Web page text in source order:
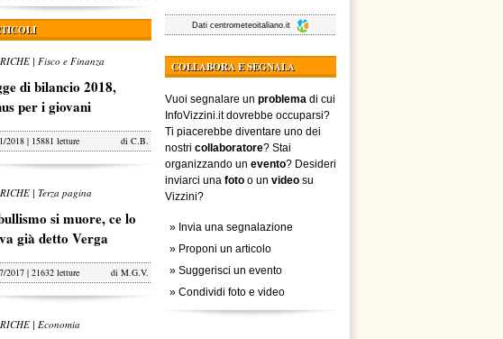
| Fisco e Finanza
di bilancio 2018,
per i giovani
2018 | 15881 letture di C.B.
| Terza pagina
si muore, ce lo
già detto Verga
2017 | 21632 letture di M.G.V.
| Economia
Dati centrometeoitaliano.it
COLLABORA E SEGNALA
Vuoi segnalare un problema di cui
InfoVizzini.it dovrebbe occuparsi?
Ti piacerebbe diventare uno dei
nostri collaboratore? Stai
organizzando un evento? Desideri
inviarci una foto o un video su
Vizzini?
» Invia una segnalazione
» Proponi un articolo
» Suggerisci un evento
» Condividi foto e video